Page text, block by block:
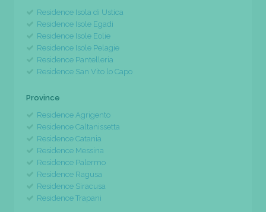
Residence Isola di Ustica
Residence Isole Egadi
Residence Isole Eolie
Residence Isole Pelagie
Residence Pantelleria
Residence San Vito lo Capo
Province
Residence Agrigento
Residence Caltanissetta
Residence Catania
Residence Messina
Residence Palermo
Residence Ragusa
Residence Siracusa
Residence Trapani